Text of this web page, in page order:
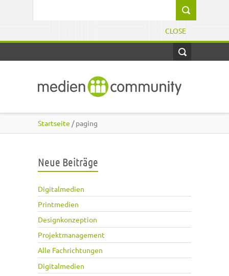
CLOSE
Startseite / paging
Neue Beiträge
Digitalmedien
Printmedien
Designkonzeption
Projektmanagement
Alle Fachrichtungen
Digitalmedien